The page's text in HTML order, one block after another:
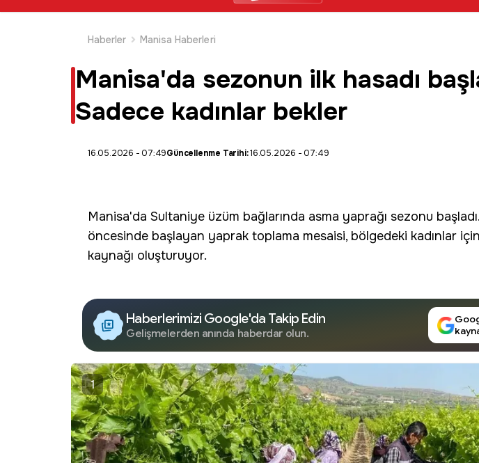
Haberler
Manisa Haberleri
Manisa'da sezonun ilk hasadı
Sadece kadınlar bekler
16.05.2026 - 07:49Güncellenme Tarihi:16.05.2026 - 07:49
Manisa'da Sultaniye üzüm bağlarında asma yaprağı sezonu
öncesinde başlayan yaprak toplama mesaisi, bölgedeki kadınlar
kaynağı oluşturuyor.
Haberlerimizi Google'da Takip Edin
Gelişmelerden anında haberdar olun.
1